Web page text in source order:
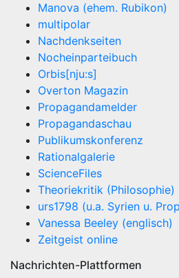
Manova (ehem. Rubikon)
multipolar
Nachdenkseiten
Nocheinparteibuch
Orbis[nju:s]
Overton Magazin
Propagandamelder
Propagandaschau
Publikumskonferenz
Rationalgalerie
ScienceFiles
Theoriekritik (Philosophie)
urs1798 (u.a. Syrien u.
Vanessa Beeley (englisch)
Zeitgeist online
Nachrichten-Plattformen